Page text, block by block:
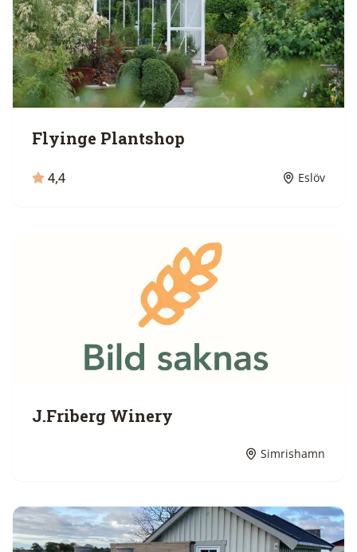
Flyinge Plantshop
4,4 Eslöv
J.Friberg Winery
Simrishamn